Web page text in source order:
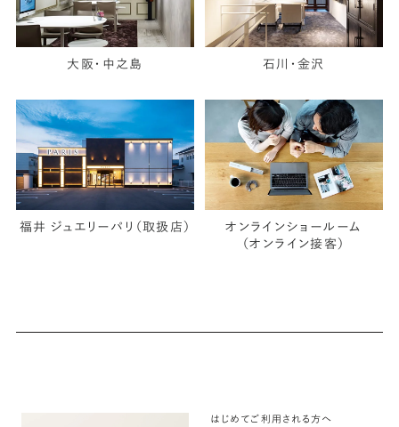
大阪・中之島 石川・金沢
福井 ジュエリーパリ（取扱店）
オンラインショールーム
（オンライン接客）
はじめてご利用される方へ